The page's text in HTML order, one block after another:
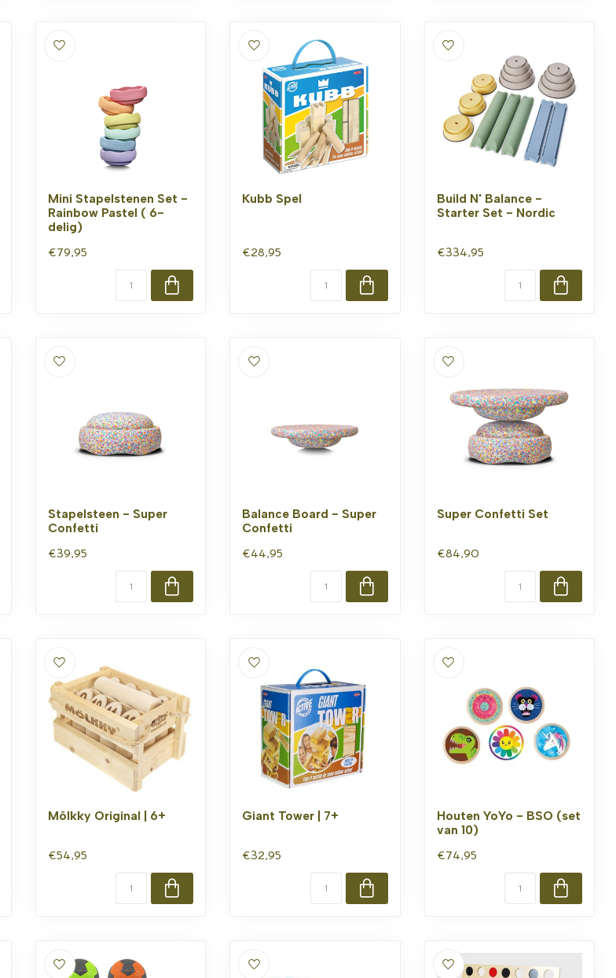
Mini Stapelstenen Set -
Rainbow Pastel ( 6-
delig)
€79,95
Kubb Spel
€28,95
Build N' Balance -
Starter Set - Nordic
€334,95
Stapelsteen - Super
Confetti
€39,95
Balance Board - Super
Confetti
€44,95
Super Confetti Set
€84,90
Mölkky Original | 6+
€54,95
Giant Tower | 7+
€32,95
Houten YoYo - BSO (set
van 10)
€74,95